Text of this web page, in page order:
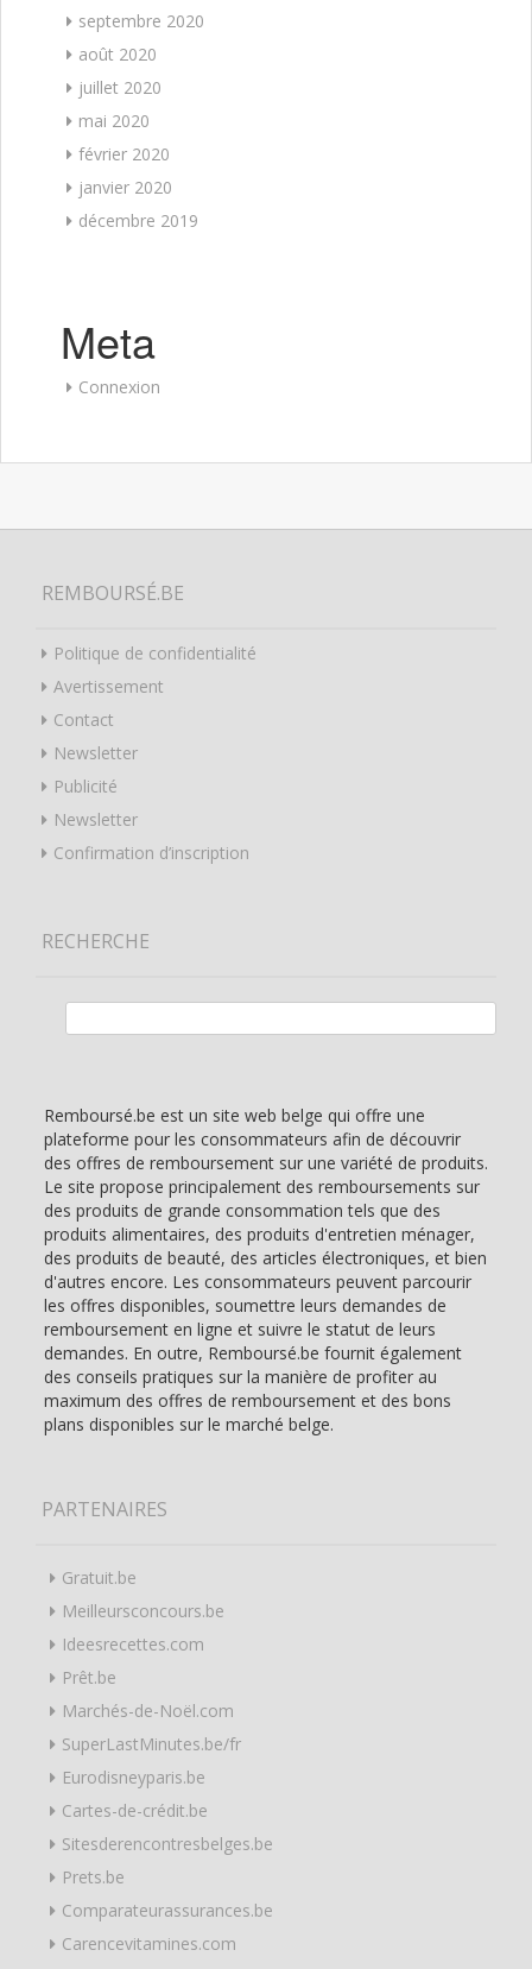
septembre 2020
août 2020
juillet 2020
mai 2020
février 2020
janvier 2020
décembre 2019
Meta
Connexion
REMBOURSÉ.BE
Politique de confidentialité
Avertissement
Contact
Newsletter
Publicité
Newsletter
Confirmation d’inscription
RECHERCHE
Remboursé.be est un site web belge qui offre une
plateforme pour les consommateurs afin de découvrir
des offres de remboursement sur une variété de produits.
Le site propose principalement des remboursements sur
des produits de grande consommation tels que des
produits alimentaires, des produits d'entretien ménager,
des produits de beauté, des articles électroniques, et bien
d'autres encore. Les consommateurs peuvent parcourir
les offres disponibles, soumettre leurs demandes de
remboursement en ligne et suivre le statut de leurs
demandes. En outre, Remboursé.be fournit également
des conseils pratiques sur la manière de profiter au
maximum des offres de remboursement et des bons
plans disponibles sur le marché belge.
PARTENAIRES
Gratuit.be
Meilleursconcours.be
Ideesrecettes.com
Prêt.be
Marchés-de-Noël.com
SuperLastMinutes.be/fr
Eurodisneyparis.be
Cartes-de-crédit.be
Sitesderencontresbelges.be
Prets.be
Comparateurassurances.be
Carencevitamines.com